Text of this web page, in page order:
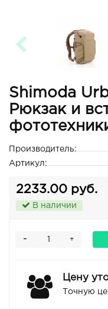
Shimoda
Рюкзак и
Производитель:
Артикул:
2233.00 руб.
В наличии
+
-
Цену
Точную